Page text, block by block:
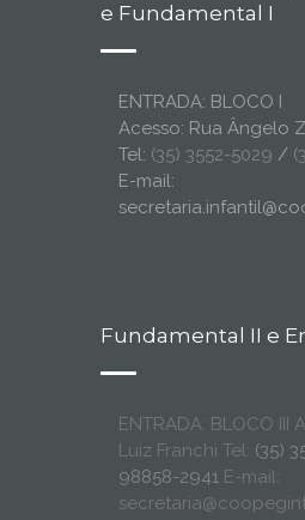
e Fundamental I
ENTRADA: BLOCO I
Acesso: Rua Ângelo
Tel: (35) 3552-5029 /
E-mail:
Fundamental II e
ENTRADA: BLOCO III
Luiz Franchi Tel: (35)
98858-2941 E-mail: